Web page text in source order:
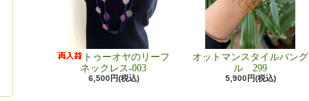
トゥーオヤのリーフ
ネックレス-003
6,500円(税込)
オットマンスタイルバング
ル 299
5,900円(税込)